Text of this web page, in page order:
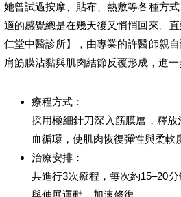
她曾試過按摩、貼布、熱敷等各種方
適的感覺總是在幾天後又悄悄回來。
仁堂中醫診所】，由專業的許醫師親
肩筋膜沾黏與肌肉結節反覆形成，進一
療程方式：
採用極細針刀深入筋膜層，釋
血循環，使肌肉恢復彈性與柔軟
治療安排：
共進行3次療程，每次約15–20